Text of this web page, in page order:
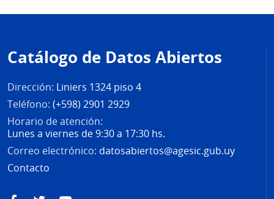
de
página
Catálogo de Datos Abiertos
Dirección: Liniers 1324 piso 4
Teléfono: (+598) 2901 2929
Horario de atención:
Lunes a viernes de 9:30 a 17:30 hs.
Correo electrónico: datosabiertos@agesic.gub.uy
Contacto